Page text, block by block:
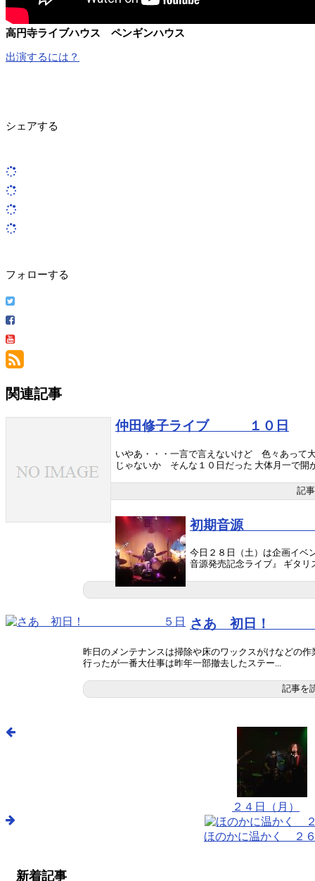
高円寺ライブハウス ペンギンハウス
出演するには？
シェアする
フォローする
関連記事
仲田修子ライブ １０日
いやあ・・・一言で言えないけど 色々あっ
じゃないか そんな１０日だった 大体月一で開
記
初期音源
今日２８日（土）は企画イ
音源発売記念ライブ』 ギタリ
さあ 初日
昨日のメンテナンスは掃除や床のワックスがけなどの
行ったが一番大仕事は昨年一部撤去したステー...
記事を
２４日（月）
ほのかに温かく ２
新着記事